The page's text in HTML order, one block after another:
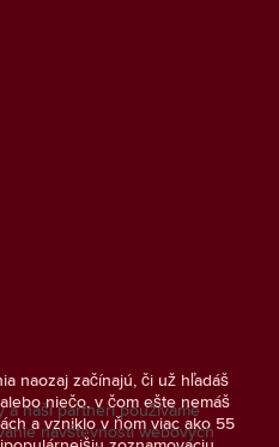
naozaj začínajú, či už hľadáš
niečo, v čom ešte nemáš
a vzniklo v ňom viac ako 55
a naši partneri používame
návštevnosti webových